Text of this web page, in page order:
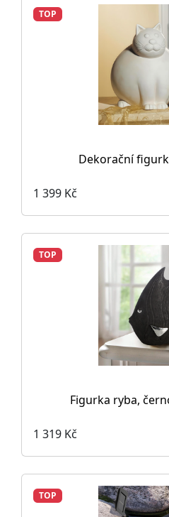
TOP
Dekorační
1 399 Kč
TOP
Figurka ryba,
1 319 Kč
TOP